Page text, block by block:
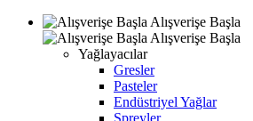
Alışverişe Başla
Alışverişe Başla
Yağlayacılar
Gresler
Pasteler
Endüstriyel Yağlar
Spreyler